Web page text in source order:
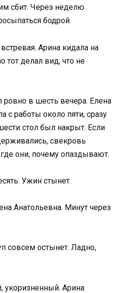
сбит. Через неделю
бодрой.
Арина кидала на
тот делал вид, что не
ровно в шесть вечера. Елена
с работы около пяти, сразу
стол был накрыт. Если
свекровь
они, почему опаздывают.
Ужин стынет.
Анатольевна. Минут через
совсем остынет. Ладно,
укоризненный. Арина